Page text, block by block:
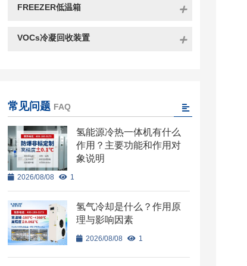
FREEZER低温箱
VOCs冷凝回收装置
常见问题 FAQ
氢能源冷热一体机有什么
作用？主要功能和作用对
象说明
2026/08/08 1
氢气冷却是什么？作用原
理与影响因素
2026/08/08 1